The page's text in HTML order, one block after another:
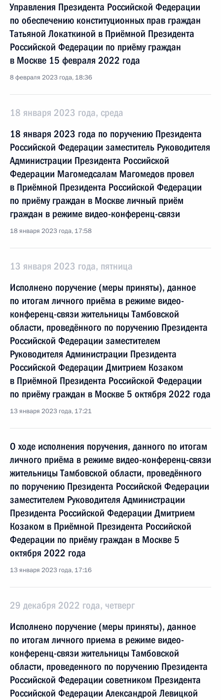
Управления Президента Российской Федерации
по обеспечению конституционных прав граждан
Татьяной Локаткиной в Приёмной Президента
Российской Федерации по приёму граждан
в Москве 15 февраля 2022 года
8 февраля 2023 года, 18:36
18 января 2023 года, среда
18 января 2023 года по поручению Президента
Российской Федерации заместитель Руководителя
Администрации Президента Российской
Федерации Магомедсалам Магомедов провел
в Приёмной Президента Российской Федерации
по приёму граждан в Москве личный приём
граждан в режиме видео-конференц-связи
18 января 2023 года, 17:58
13 января 2023 года, пятница
Исполнено поручение (меры приняты), данное
по итогам личного приёма в режиме видео-
конференц-связи жительницы Тамбовской
области, проведённого по поручению Президента
Российской Федерации заместителем
Руководителя Администрации Президента
Российской Федерации Дмитрием Козаком
в Приёмной Президента Российской Федерации
по приёму граждан в Москве 5 октября 2022 года
13 января 2023 года, 17:21
О ходе исполнения поручения, данного по итогам
личного приёма в режиме видео-конференц-связи
жительницы Тамбовской области, проведённого
по поручению Президента Российской Федерации
заместителем Руководителя Администрации
Президента Российской Федерации Дмитрием
Козаком в Приёмной Президента Российской
Федерации по приёму граждан в Москве 5
октября 2022 года
13 января 2023 года, 17:16
29 декабря 2022 года, четверг
Исполнено поручение (меры приняты), данное
по итогам личного приема в режиме видео-
конференц-связи жительницы Тамбовской
области, проведенного по поручению Президента
Российской Федерации советником Президента
Российской Федерации Александрой Левицкой